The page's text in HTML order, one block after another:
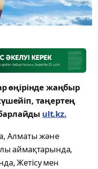
өңірінде жаңбыр
таңертең
ult.kz.
Алматы және
аймақтарында,
Жетісу мен